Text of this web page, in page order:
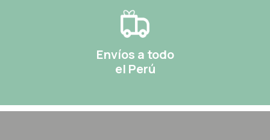
Envíos a todo
el Perú